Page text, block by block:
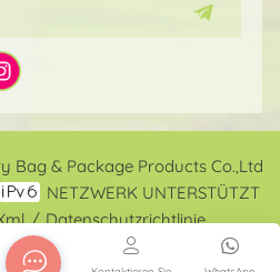
Bag & Package Products Co.,Ltd
NETZWERK UNTERSTÜTZT
/Datenschutzrichtlinie